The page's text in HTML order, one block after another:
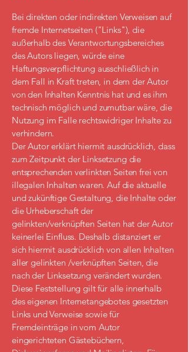
Bei direkten oder indirekten Verweisen auf
fremde Internetseiten ("Links"), die
außerhalb des Verantwortungsbereiches
des Autors liegen, würde eine
Haftungsverpflichtung ausschließlich in
dem Fall in Kraft treten, in dem der Autor
von den Inhalten Kenntnis hat und es ihm
technisch möglich und zumutbar wäre, die
Nutzung im Falle rechtswidriger Inhalte zu
verhindern.
Der Autor erklärt hiermit ausdrücklich, dass
zum Zeitpunkt der Linksetzung die
entsprechenden verlinkten Seiten frei von
illegalen Inhalten waren. Auf die aktuelle
und zukünftige Gestaltung, die Inhalte oder
die Urheberschaft der
gelinkten/verknüpften Seiten hat der Autor
keinerlei Einfluss. Deshalb distanziert er
sich hiermit ausdrücklich von allen Inhalten
aller gelinkten /verknüpften Seiten, die
nach der Linksetzung verändert wurden.
Diese Feststellung gilt für alle innerhalb
des eigenen Internetangebotes gesetzten
Links und Verweise sowie für
Fremdeinträge in vom Autor
eingerichteten Gästebüchern,